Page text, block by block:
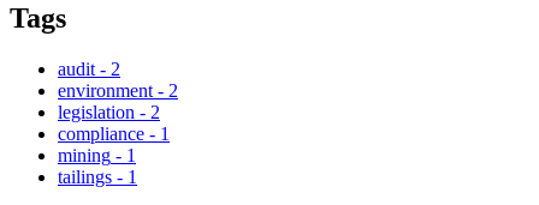
Tags
audit - 2
environment - 2
legislation - 2
compliance - 1
mining - 1
tailings - 1